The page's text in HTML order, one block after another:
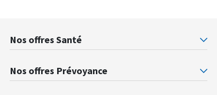
Nos offres Santé
Mutuelle santé Retraités justice
Nos offres Prévoyance